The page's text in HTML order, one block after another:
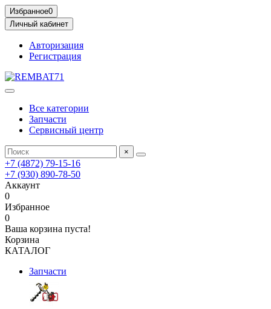
Избранное0
Личный кабинет
Авторизация
Регистрация
Все категории
Запчасти
Сервисный центр
×
+7 (4872) 79-15-16
+7 (930) 890-78-50
Аккаунт
0
Избранное
0
Ваша корзина пуста!
Корзина
КАТАЛОГ
Запчасти